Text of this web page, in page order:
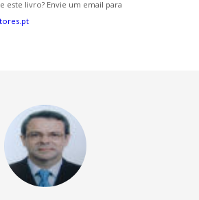
este livro? Envie um email para